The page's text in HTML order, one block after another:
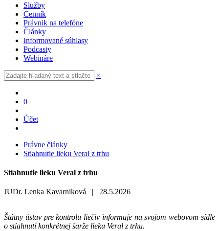
Služby
Cenník
Právnik na telefóne
Články
Informované súhlasy
Podcasty
Webináre
×
0
Účet
Právne články
Stiahnutie lieku Veral z trhu
Stiahnutie lieku Veral z trhu
JUDr. Lenka Kavarniková | 28.5.2026
Štátny ústav pre kontrolu liečiv informuje na svojom webovom sídle
o stiahnutí konkrétnej šarže lieku Veral z trhu.